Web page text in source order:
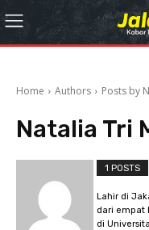
Home Authors Posts by
Natalia Tri
1 POSTS
Lahir di
dari empat
di